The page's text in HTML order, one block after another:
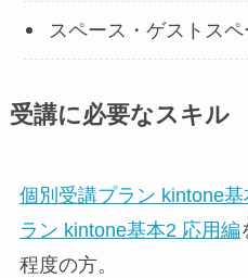
スペース・ゲストスペ
受講に必要なスキル
個別受講プラン kintone
ラン kintone基本2 応用編
程度の方。